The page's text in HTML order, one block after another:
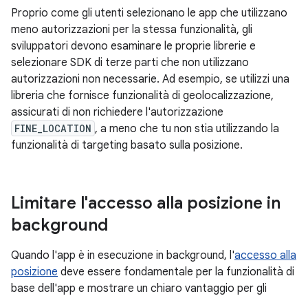
Proprio come gli utenti selezionano le app che utilizzano
meno autorizzazioni per la stessa funzionalità, gli
sviluppatori devono esaminare le proprie librerie e
selezionare SDK di terze parti che non utilizzano
autorizzazioni non necessarie. Ad esempio, se utilizzi una
libreria che fornisce funzionalità di geolocalizzazione,
assicurati di non richiedere l'autorizzazione
FINE_LOCATION , a meno che tu non stia utilizzando la
funzionalità di targeting basato sulla posizione.
Limitare l'accesso alla posizione in
background
Quando l'app è in esecuzione in background, l'accesso alla
posizione deve essere fondamentale per la funzionalità di
base dell'app e mostrare un chiaro vantaggio per gli